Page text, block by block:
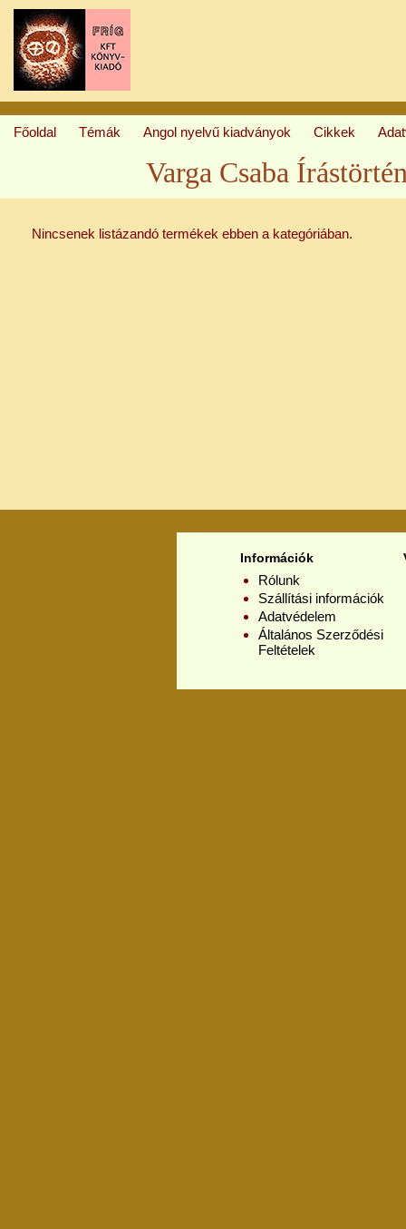
Főoldal Témák Angol nyelvű kiadványok Cikkek
Varga Csaba
Nincsenek listázandó termékek ebben a kategóriában.
Információk
Rólunk
Szállítási információk
Adatvédelem
Általános Szerződési
Feltételek